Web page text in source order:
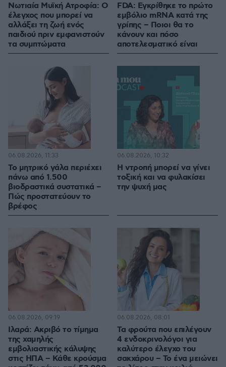
Νωτιαία Μυϊκή Ατροφία: Ο
έλεγχος που μπορεί να
αλλάξει τη ζωή ενός
παιδιού πριν εμφανιστούν
τα συμπτώματα
FDA: Εγκρίθηκε το πρώτο
εμβόλιο mRNA κατά της
γρίπης – Ποιοι θα το
κάνουν και πόσο
αποτελεσματικό είναι
Το μητρικό γάλα περιέχει
πάνω από 1.500
βιοδραστικά συστατικά –
Πώς προστατεύουν το
βρέφος
06.08.2026, 11:33
Η ντροπή μπορεί να γίνει
τοξική και να φυλακίσει
την ψυχή μας
06.08.2026, 10:32
Ιλαρά: Ακριβό το τίμημα
της χαμηλής
εμβολιαστικής κάλυψης
στις ΗΠΑ – Κάθε κρούσμα
06.08.2026, 09:19
Τα φρούτα που επιλέγουν
4 ενδοκρινολόγοι για
καλύτερο έλεγχο του
σακχάρου – Το ένα μειώνει
06.08.2026, 08:01